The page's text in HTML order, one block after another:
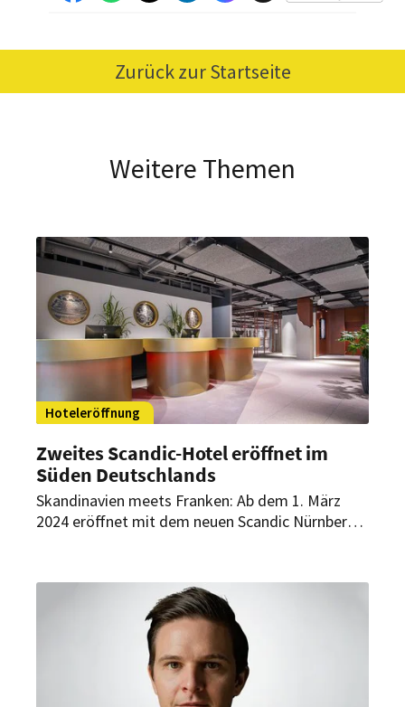
Zurück zur Startseite
Weitere Themen
Hoteleröffnung
Zweites Scandic-Hotel eröffnet im
Süden Deutschlands
Skandinavien meets Franken: Ab dem 1. März
2024 eröffnet mit dem neuen Scandic Nürnberg
Deutschlands. Hier trifft skandinavische
Gemütlichkeit auf fränkische Gastfreundschaft.